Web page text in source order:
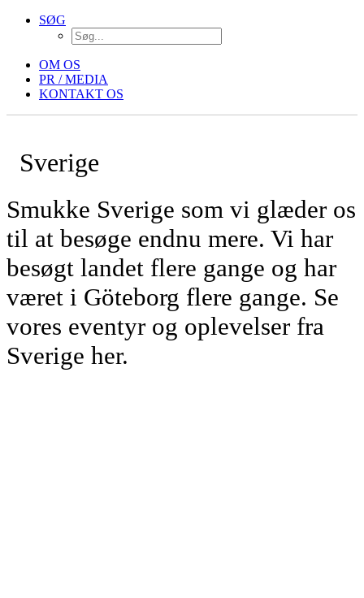
SØG
OM OS
PR / MEDIA
KONTAKT OS
Sverige
Smukke Sverige som vi glæder os
til at besøge endnu mere. Vi har
besøgt landet flere gange og har
været i Göteborg flere gange. Se
vores eventyr og oplevelser fra
Sverige her.